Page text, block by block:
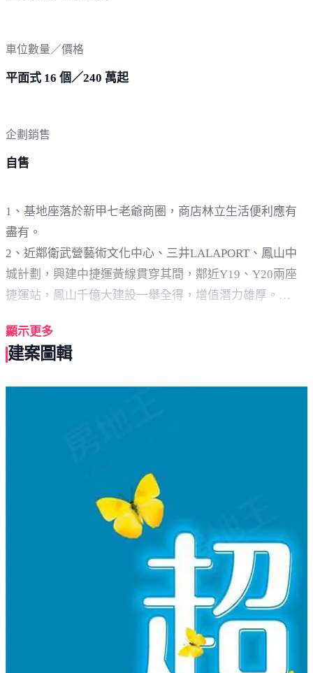
車位數量／價格
平面式 16 個／240 萬起
企劃銷售
自售
1、基地座落於新甲七老爺商圈，商店林立生活便利應有
盡有。
2、近鄰衛武營藝術文化中心、三井LALAPORT、鳳山中
城計劃，興建中捷運黃線貫穿其間，鄰近Y19、Y20兩座
捷運站，鳳山千億大建設一舉全得，增值潛力雄厚。
4、梯間通風採光良好，單層4戶2部電梯，上下樓超便
捷。
桶、RINNAI廚房三機、SVAGO變頻微波烤箱、Yale感應
8、衛浴全部採用乾、濕分離、當層排氣、檯面式洗臉台
9、全平面停車位，未購停車位者每戶附2個機車停車位。
10、全新完工、立可交屋。.
顯示更多
建案圖輯